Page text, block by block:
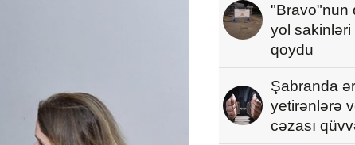
"Bravo"nun
yol
qoydu
Şabranda
yetirənlərə
cəzası